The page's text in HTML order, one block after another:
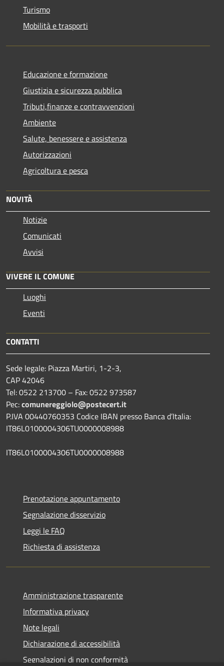
Turismo
Mobilità e trasporti
Educazione e formazione
Giustizia e sicurezza pubblica
Tributi,finanze e contravvenzioni
Ambiente
Salute, benessere e assistenza
Autorizzazioni
Agricoltura e pesca
NOVITÀ
Notizie
Comunicati
Avvisi
VIVERE IL COMUNE
Luoghi
Eventi
CONTATTI
Sede legale: Piazza Martiri, 1-2-3,
CAP 42046
Tel: 0522 213700 – Fax: 0522 973587
Pec:comunereggiolo@postecert.it
P.IVA 00440760353 Codice IBAN presso Banca d’Italia:
IT86L0100004306TU0000008988
IT86L0100004306TU0000008988
Prenotazione appuntamento
Segnalazione disservizio
Leggi le FAQ
Richiesta di assistenza
Amministrazione trasparente
Informativa privacy
Note legali
Dichiarazione di accessibilità
Segnalazioni di non conformità